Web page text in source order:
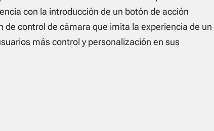
con la introducción de un botón de acción
de control de cámara que imita la experiencia de un
más control y personalización en sus